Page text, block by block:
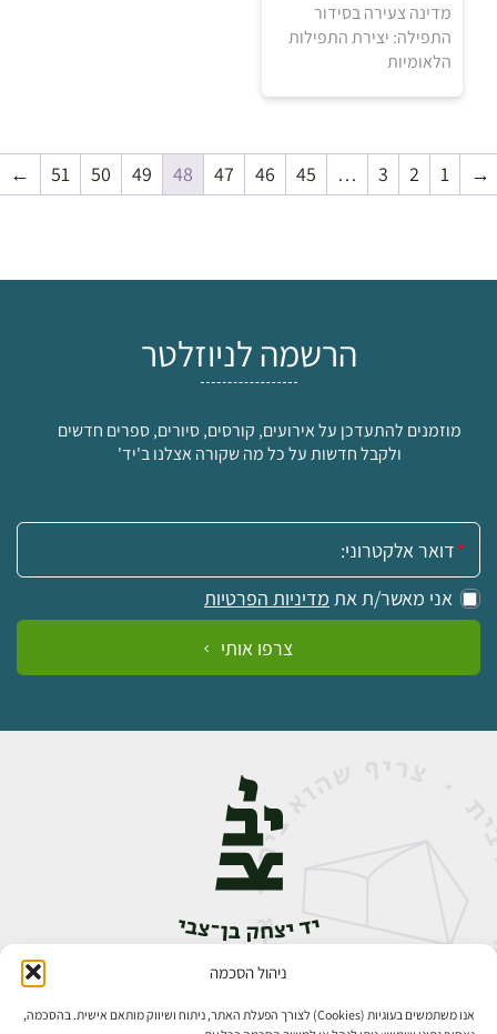
ניהול הסכמה
אנו משתמשים בעוגיות (Cookies) לצורך הפעלת האתר, ניתוח ושיווק מותאם אישית. בהסכמה,
למידע ולרכישה
למידע ולרכישה
מדינה צעירה בסידור
התפילה: יצירת התפילות
הלאומיות
→
1
2
3
…
45
46
47
48
49
50
51
←
הרשמה לניוזלטר
מוזמנים להתעדכן על אירועים, קורסים, סיורים, ספרים חדשים
ולקבל חדשות על כל מה שקורה אצלנו ב'יד'
אימייל:
אני מאשר/ת את מדיניות הפרטיות
צרפו אותי
אבן גבירול 14, רחביה, ירושלים